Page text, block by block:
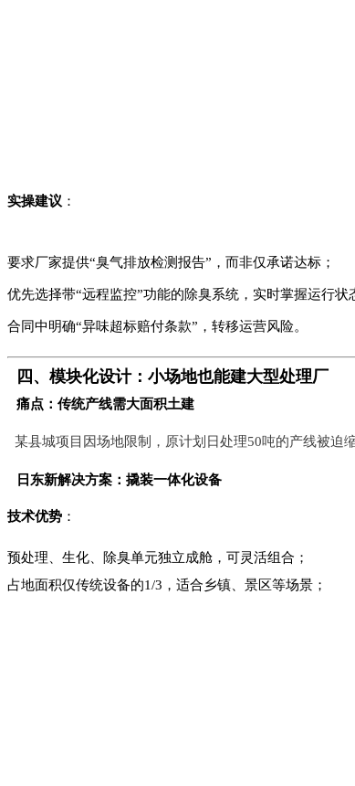
实操建议 ：
要求厂家提供“臭气排放检测报告”，而非仅承诺达标；
优先选择带“远程监控”功能的除臭系统，实时掌握运行状
合同中明确“异味超标赔付条款”，转移运营风险。
四、模块化设计：小场地也能建大型处理厂
痛点：传统产线需大面积土建
某县城项目因场地限制，原计划日处理50吨的产线被迫
日东新解决方案：撬装一体化设备
技术优势 ：
预处理、生化、除臭单元独立成舱，可灵活组合；
占地面积仅传统设备的1/3，适合乡镇、景区等场景；